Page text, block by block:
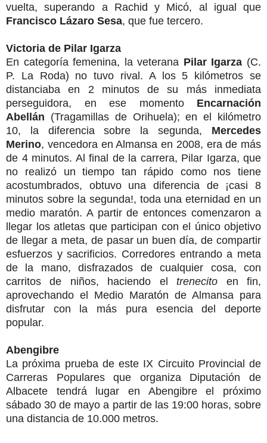
vuelta, superando a Rachid y Micó, al igual que
Francisco Lázaro Sesa, que fue tercero.
Victoria de Pilar Igarza
En categoría femenina, la veterana Pilar Igarza (C.
P. La Roda) no tuvo rival. A los 5 kilómetros se
distanciaba en 2 minutos de su más inmediata
perseguidora, en ese momento Encarnación
Abellán (Tragamillas de Orihuela); en el kilómetro
10, la diferencia sobre la segunda, Mercedes
Merino, vencedora en Almansa en 2008, era de más
de 4 minutos. Al final de la carrera, Pilar Igarza, que
no realizó un tiempo tan rápido como nos tiene
acostumbrados, obtuvo una diferencia de ¡casi 8
minutos sobre la segunda!, toda una eternidad en un
medio maratón. A partir de entonces comenzaron a
llegar los atletas que participan con el único objetivo
de llegar a meta, de pasar un buen día, de compartir
esfuerzos y sacrificios. Corredores entrando a meta
de la mano, disfrazados de cualquier cosa, con
carritos de niños, haciendo eltrenecito en fin,
aprovechando el Medio Maratón de Almansa para
disfrutar con la más pura esencia del deporte
popular.
Abengibre
La próxima prueba de este IX Circuito Provincial de
Carreras Populares que organiza Diputación de
Albacete tendrá lugar en Abengibre el próximo
sábado 30 de mayo a partir de las 19:00 horas, sobre
una distancia de 10.000 metros.